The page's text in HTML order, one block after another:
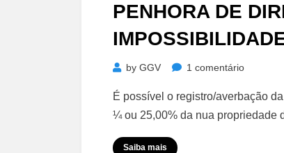
PENHORA DE
by GGV 1 comentárioem
de
Direito
É possível o registro/averbação
¼ ou 25,00% da nua propriedade
Saiba mais